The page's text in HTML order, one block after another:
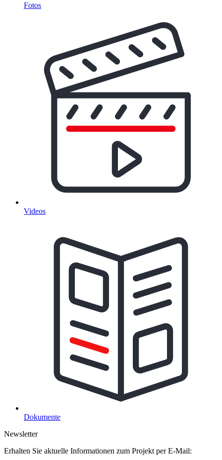
Fotos
Videos
Dokumente
Newsletter
Erhalten Sie aktuelle Informationen zum Projekt per E-Mail: